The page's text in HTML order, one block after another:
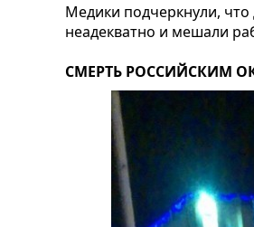
Медики подчеркнули,
неадекватно и мешали
СМЕРТЬ РОССИЙСКИМ